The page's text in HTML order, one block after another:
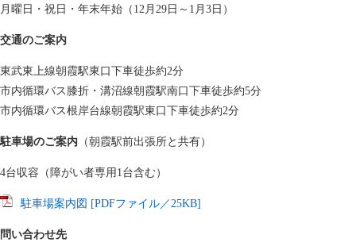
月曜日・祝日・年末年始（12月29日～1月3日）
交通のご案内
東武東上線朝霞駅東口下車徒歩約2分
市内循環バス膝折・溝沼線朝霞駅南口下車徒歩約5分
市内循環バス根岸台線朝霞駅東口下車徒歩約2分
駐車場のご案内 （朝霞駅前出張所と共有）
4台収容（障がい者専用1台含む）
駐車場案内図 [PDFファイル／25KB]
問い合わせ先